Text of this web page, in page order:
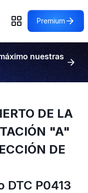
Premium
nuestras
DE LA
"A"
DE
P0413